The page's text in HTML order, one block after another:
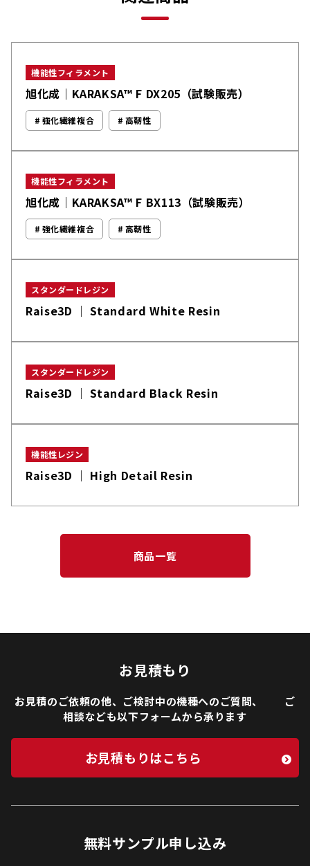
機能性フィラメント
旭化成｜KARAKSA™ F DX205（試験販売）
強化繊維複合 高靭性
機能性フィラメント
旭化成｜KARAKSA™ F BX113（試験販売）
強化繊維複合 高靭性
スタンダードレジン
Raise3D │ Standard White Resin
スタンダードレジン
Raise3D │ Standard Black Resin
機能性レジン
Raise3D │ High Detail Resin
商品一覧
お見積もり
お見積のご依頼の他、ご検討中の機種へのご質問、 ご
相談なども以下フォームから承ります
お見積もりはこちら
無料サンプル申し込み